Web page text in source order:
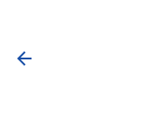
arrow_back